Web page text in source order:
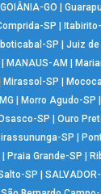
GOIÂNIA-GO |
SP |
SP |Juiz de
|MANAUS-AM |
Mirassol-SP |
|Morro Agudo-SP
SP |Ouro
SP |
| Praia Grande-SP |
SP |